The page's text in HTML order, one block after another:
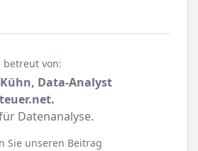
betreut von:
Data-Analyst
Datenanalyse.
Sie unseren Beitrag